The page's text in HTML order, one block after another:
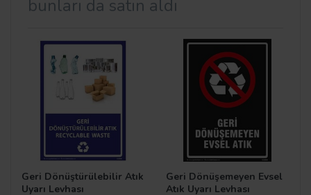
bunları da satın aldı
Geri Dönüştürülebilir Atık
Uyarı Levhası
Geri Dönüşemeyen Evsel
Atık Uyarı Levhası